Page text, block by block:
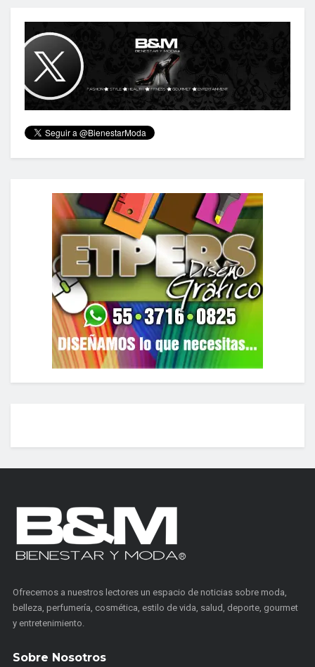
Ofrecemos a nuestros lectores un espacio de noticias sobre moda,
belleza, perfumería, cosmética, estilo de vida, salud, deporte, gourmet
y entretenimiento.
Sobre Nosotros